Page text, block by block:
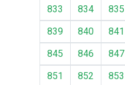
833
834 835
839
840 841
845
846 847
851
852 853